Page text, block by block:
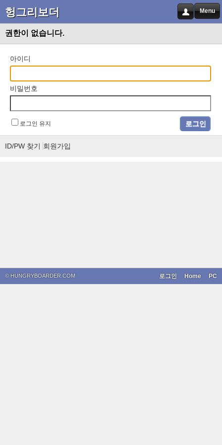
헝그리보더 Menu
권한이 없습니다.
아이디
비밀번호
로그인 유지
ID/PW 찾기 회원가입
© HUNGRYBOARDER.COM PC
Home
로그인